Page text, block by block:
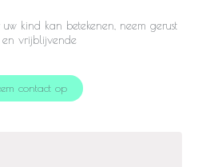
kind kan betekenen, neem gerust
vrijblijvende
contact op